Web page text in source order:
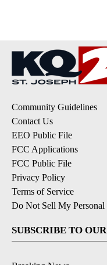
Community Guidelines
Contact Us
EEO Public File
FCC Applications
FCC Public File
Privacy Policy
Terms of Service
Do Not Sell My Personal
SUBSCRIBE TO